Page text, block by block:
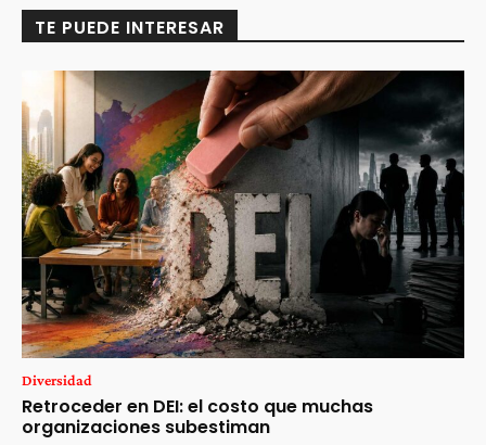
TE PUEDE INTERESAR
Diversidad
Retroceder en DEI: el costo que muchas
organizaciones subestiman